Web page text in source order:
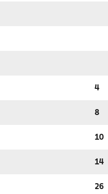
4
8
10
14
26